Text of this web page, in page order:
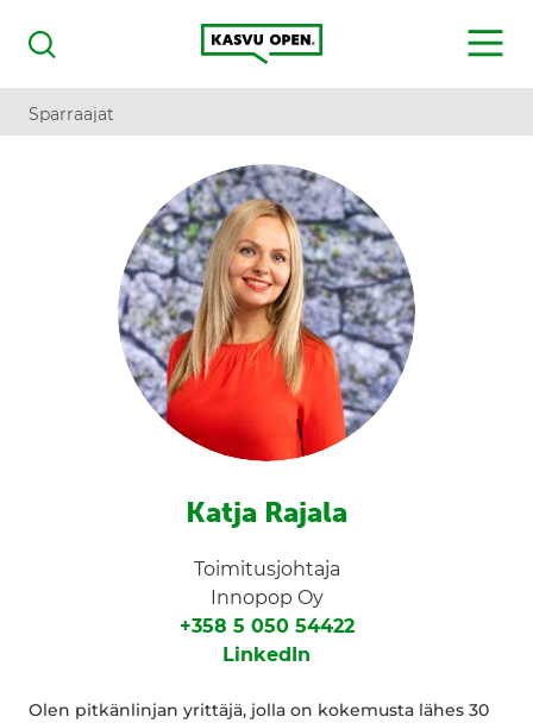
Haku
Kasvu Open
MENU
Sparraajat
Katja Rajala
Toimitusjohtaja
Innopop Oy
+358 5 050 54422
LinkedIn
Olen pitkänlinjan yrittäjä, jolla on kokemusta lähes 30